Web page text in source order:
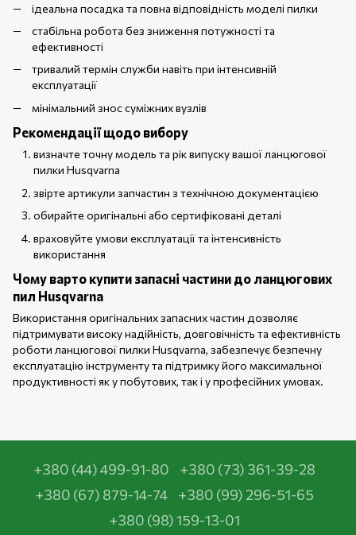
ідеальна посадка та повна відповідність моделі пилки
стабільна робота без зниження потужності та
ефективності
тривалий термін служби навіть при інтенсивній
експлуатації
мінімальний знос суміжних вузлів
Рекомендації щодо вибору
визначте точну модель та рік випуску вашої ланцюгової
пилки Husqvarna
звірте артикули запчастин з технічною документацією
обирайте оригінальні або сертифіковані деталі
враховуйте умови експлуатації та інтенсивність
використання
Чому варто купити запасні частини до ланцюгових
пил Husqvarna
Використання оригінальних запасних частин дозволяє
підтримувати високу надійність, довговічність та ефективність
роботи ланцюгової пилки Husqvarna, забезпечує безпечну
експлуатацію інструменту та підтримку його максимальної
продуктивності як у побутових, так і у професійних умовах.
+380 (44) 499-91-80
+380 (73) 361-39-28
+380 (67) 879-14-74
+380 (99) 296-51-65
+380 (98) 159-13-01